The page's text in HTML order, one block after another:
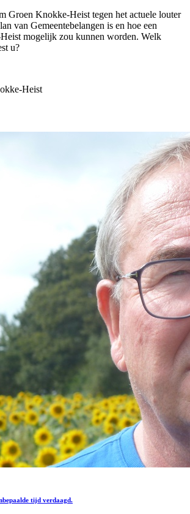
Groen Knokke-Heist tegen het actuele louter
van Gemeentebelangen is en hoe een
mogelijk zou kunnen worden. Welk
u?
Heist
tijd verdaagd.